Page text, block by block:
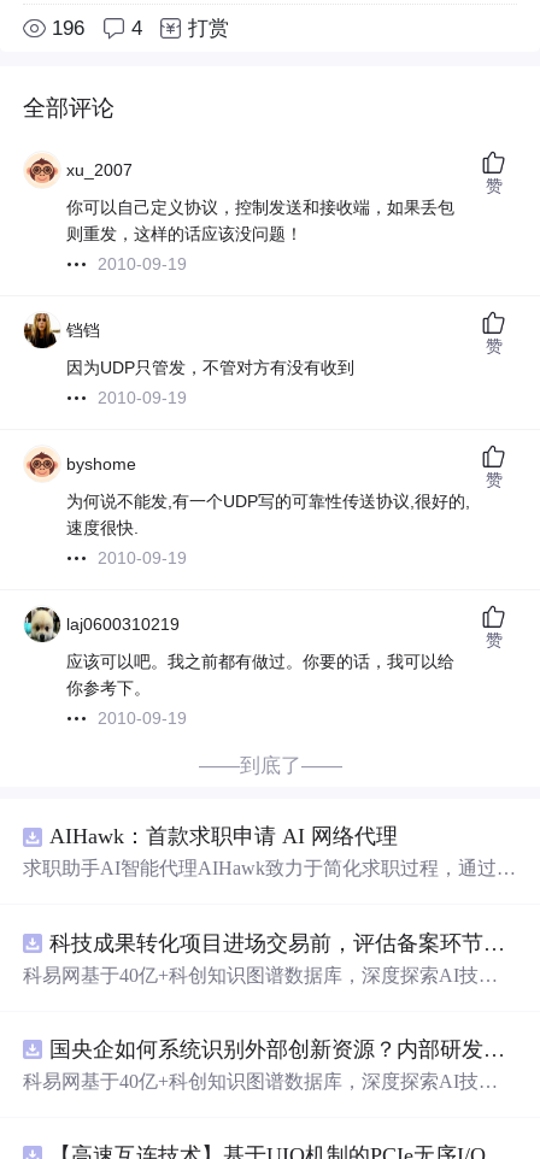
196 4 打赏
全部评论
xu_2007
你可以自己定义协议，控制发送和接收端，如果丢包
则重发，这样的话应该没问题！
2010-09-19
赞
铛铛
因为UDP只管发，不管对方有没有收到
2010-09-19
赞
byshome
为何说不能发,有一个UDP写的可靠性传送协议,很好的,
速度很快.
2010-09-19
赞
laj0600310219
应该可以吧。我之前都有做过。你要的话，我可以给
你参考下。
2010-09-19
赞
——到底了——
AIHawk：首款求职申请 AI 网络代理
求职助手AI智能代理AIHawk致力于简化求职过程，通过自
科技成果转化项目进场交易前，评估备案环节需要准备哪些材料？.docx
科易网基于40亿+科创知识图谱数据库，深度探索AI技术
新领域的AI+数智化解决方案，推动科技创新与产业创新
智能化发展。
国央企如何系统识别外部创新资源？内部研发体系完善，但对外部高校、中小科技企业技术能力缺乏动态认知。.docx
科易网基于40亿+科创知识图谱数据库，深度探索AI技术